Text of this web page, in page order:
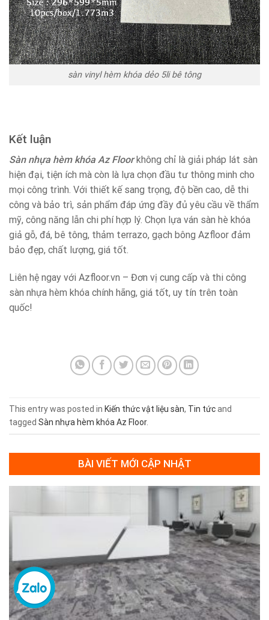
sàn vinyl hèm khóa dẻo 5li bê tông
Kết luận
Sàn nhựa hèm khóa Az Floor không chỉ là giải pháp lát sàn
hiện đại, tiện ích mà còn là lựa chọn đầu tư thông minh cho
mọi công trình. Với thiết kế sang trọng, độ bền cao, dễ thi
công và bảo trì, sản phẩm đáp ứng đầy đủ yêu cầu về thẩm
mỹ, công năng lẫn chi phí hợp lý. Chọn lựa ván sàn hè khóa
giả gỗ, đá, bê tông, thảm terrazo, gạch bông Azfloor đảm
bảo đẹp, chất lượng, giá tốt.
Liên hệ ngay với Azfloor.vn – Đơn vị cung cấp và thi công
sàn nhựa hèm khóa chính hãng, giá tốt, uy tín trên toàn
quốc!
This entry was posted in Kiến thức vật liệu sàn, Tin tứcand
tagged Sàn nhựa hèm khóa Az Floor.
BÀI VIẾT MỚI CẬP NHẬT